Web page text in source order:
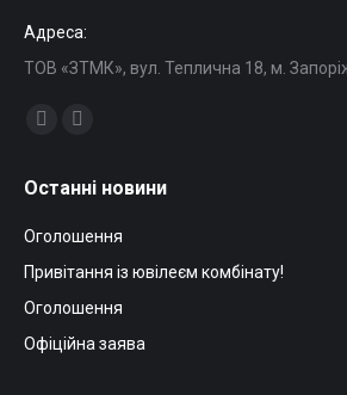
Адреса:
ТОВ «ЗТМК», вул. Теплична 18, м.
Find us on:
opensopens
Останні новини
Оголошення
Привітання із ювілеєм комбінату!
Оголошення
Офіційна заява